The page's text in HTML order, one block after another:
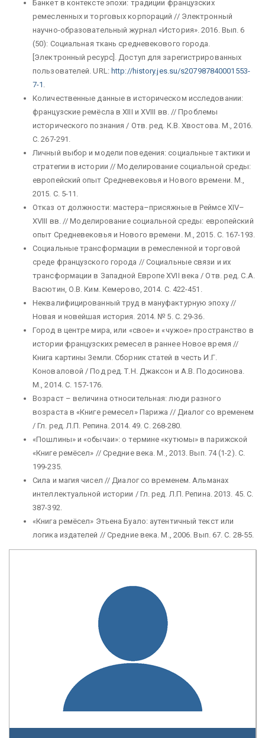
Банкет в контексте эпохи: традиции французских
ремесленных и торговых корпораций // Электронный
научно-образовательный журнал «История». 2016. Вып. 6
(50): Социальная ткань средневекового города.
[Электронный ресурс]. Доступ для зарегистрированных
пользователей. URL: http://history.jes.su/s207987840001553-
7-1 .
Количественные данные в историческом исследовании:
французские ремёсла в XIII и XVIII вв. // Проблемы
исторического познания / Отв. ред. К.В. Хвостова. М., 2016.
С. 267-291.
Личный выбор и модели поведения: социальные тактики и
стратегии в истории // Моделирование социальной среды:
европейский опыт Средневековья и Нового времени. М.,
2015. С. 5-11.
Отказ от должности: мастера–присяжные в Реймсе XIV–
XVIII вв. // Моделирование социальной среды: европейский
опыт Средневековья и Нового времени. М., 2015. С. 167-193.
Социальные трансформации в ремесленной и торговой
среде французского города // Социальные связи и их
трансформации в Западной Европе XVII века / Отв. ред. С.А.
Васютин, О.В. Ким. Кемерово, 2014. С. 422-451.
Неквалифицированный труд в мануфактурную эпоху //
Новая и новейшая история. 2014. № 5. С. 29-36.
Город в центре мира, или «свое» и «чужое» пространство в
истории французских ремесел в раннее Новое время //
Книга картины Земли. Сборник статей в честь И.Г.
Коноваловой / Под ред. Т.Н. Джаксон и А.В. Подосинова.
М., 2014. С. 157-176.
Возраст – величина относительная: люди разного
возраста в «Книге ремесел» Парижа // Диалог со временем
/ Гл. ред. Л.П. Репина. 2014. 49. С. 268-280.
«Пошлины» и «обычаи»: о термине «кутюмы» в парижской
«Книге ремёсел» // Средние века. М., 2013. Вып. 74 (1-2). С.
199-235.
Сила и магия чисел // Диалог со временем. Альманах
интеллектуальной истории / Гл. ред. Л.П. Репина. 2013. 45. С.
387-392.
«Книга ремёсел» Этьена Буало: аутентичный текст или
логика издателей // Средние века. М., 2006. Вып. 67. С. 28-55.